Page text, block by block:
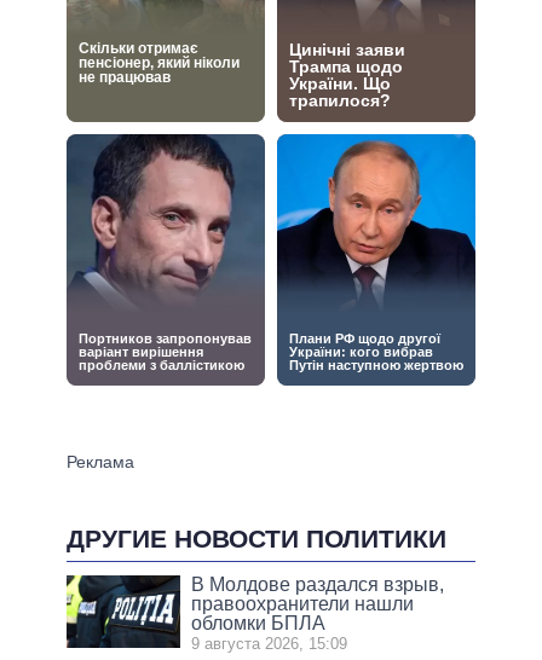
ДРУГИЕ НОВОСТИ ПОЛИТИКИ
В Молдове раздался взрыв,
правоохранители нашли
обломки БПЛА
9 августа 2026, 15:09